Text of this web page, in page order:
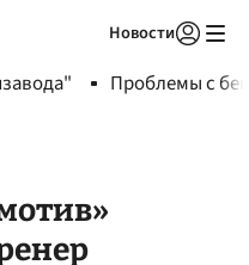
Новости
Проблемы с